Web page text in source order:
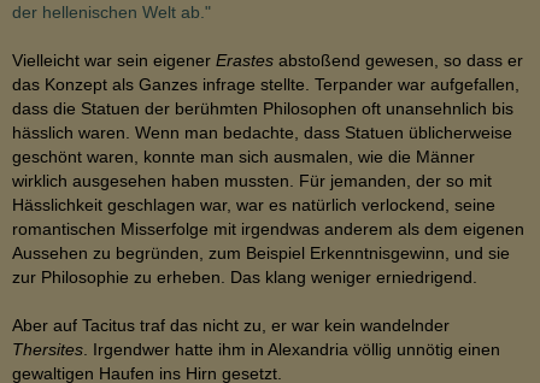
der hellenischen Welt ab."
Vielleicht war sein eigener Erastes abstoßend gewesen, so dass er
das Konzept als Ganzes infrage stellte. Terpander war aufgefallen,
dass die Statuen der berühmten Philosophen oft unansehnlich bis
hässlich waren. Wenn man bedachte, dass Statuen üblicherweise
geschönt waren, konnte man sich ausmalen, wie die Männer
wirklich ausgesehen haben mussten. Für jemanden, der so mit
Hässlichkeit geschlagen war, war es natürlich verlockend, seine
romantischen Misserfolge mit irgendwas anderem als dem eigenen
Aussehen zu begründen, zum Beispiel Erkenntnisgewinn, und sie
zur Philosophie zu erheben. Das klang weniger erniedrigend.
Aber auf Tacitus traf das nicht zu, er war kein wandelnder
Thersites . Irgendwer hatte ihm in Alexandria völlig unnötig einen
gewaltigen Haufen ins Hirn gesetzt.